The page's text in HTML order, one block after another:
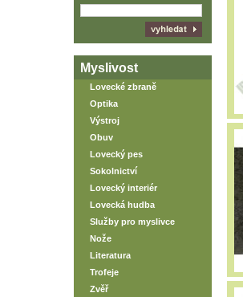
Myslivost
Lovecké zbraně
Optika
Výstroj
Obuv
Lovecký pes
Sokolnictví
Lovecký interiér
Lovecká hudba
Služby pro myslivce
Nože
Literatura
Trofeje
Zvěř